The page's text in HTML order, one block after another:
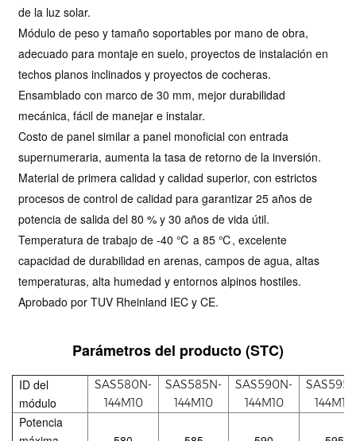
de la luz solar.
Módulo de peso y tamaño soportables por mano de obra,
adecuado para montaje en suelo, proyectos de instalación en
techos planos inclinados y proyectos de cocheras.
Ensamblado con marco de 30 mm, mejor durabilidad
mecánica, fácil de manejar e instalar.
Costo de panel similar a panel monoficial con entrada
supernumeraria, aumenta la tasa de retorno de la inversión.
Material de primera calidad y calidad superior, con estrictos
procesos de control de calidad para garantizar 25 años de
potencia de salida del 80 % y 30 años de vida útil.
Temperatura de trabajo de -40 ℃ a 85 ℃, excelente
capacidad de durabilidad en arenas, campos de agua, altas
temperaturas, alta humedad y entornos alpinos hostiles.
Aprobado por TUV Rheinland IEC y CE.
Parámetros del producto (STC)
ID del
módulo
SAS580N-
144M10
SAS585N-
144M10
SAS590N-
144M10
144M10
Potencia